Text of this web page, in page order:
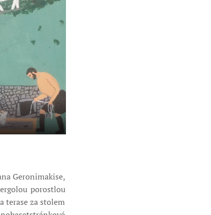
Geronimakise,
porostlou
terase za stolem